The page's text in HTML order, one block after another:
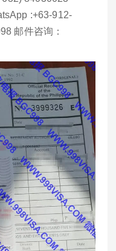
:+63-912-
邮件咨询：